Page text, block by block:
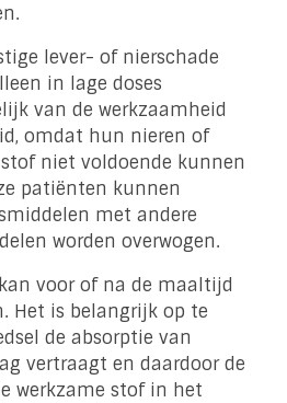
lever- of nierschade
in lage doses
van de werkzaamheid
omdat hun nieren of
niet voldoende kunnen
patiënten kunnen
met andere
worden overwogen.
voor of na de maaltijd
Het is belangrijk op te
de absorptie van
vertraagt en daardoor de
werkzame stof in het